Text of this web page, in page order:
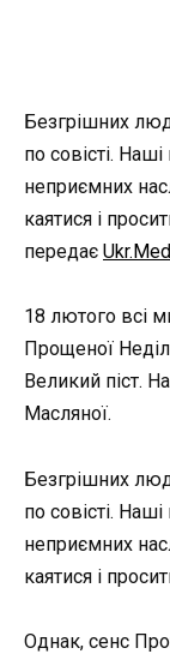
Безгрішних
по совісті.
неприємних
каятися і
передає
18 лютого всі
Прощеної
Великий піст.
Масляної.
Безгрішних
по совісті.
неприємних
каятися і
Однак, сенс